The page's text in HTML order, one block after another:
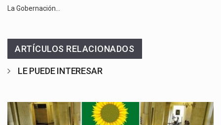
La Gobernación…
ARTÍCULOS RELACIONADOS
LE PUEDE INTERESAR